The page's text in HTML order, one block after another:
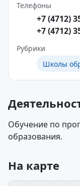
Телефоны
+7 (4712)
+7 (4712)
Рубрики
Школы
Обучение по
образования.
На карте